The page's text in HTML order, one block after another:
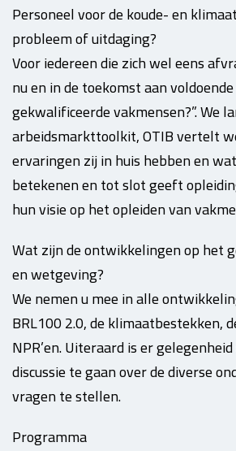
Personeel voor de koude- en
probleem of uitdaging?
Voor iedereen die zich wel eens
nu en in de toekomst aan
gekwalificeerde vakmensen?”. We
arbeidsmarkttoolkit, OTIB vertelt
ervaringen zij in huis hebben en
betekenen en tot slot geeft
hun visie op het opleiden van
Wat zijn de ontwikkelingen op het
en wetgeving?
We nemen u mee in alle
BRL100 2.0, de klimaatbestekken,
NPR’en. Uiteraard is er
discussie te gaan over de diverse
vragen te stellen.
Programma